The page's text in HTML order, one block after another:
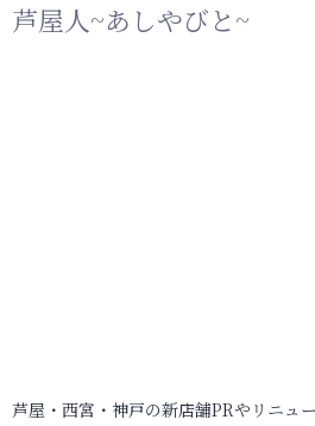
芦屋人~あしやびと~
芦屋・西宮・神戸の新店舗PRやリニュ